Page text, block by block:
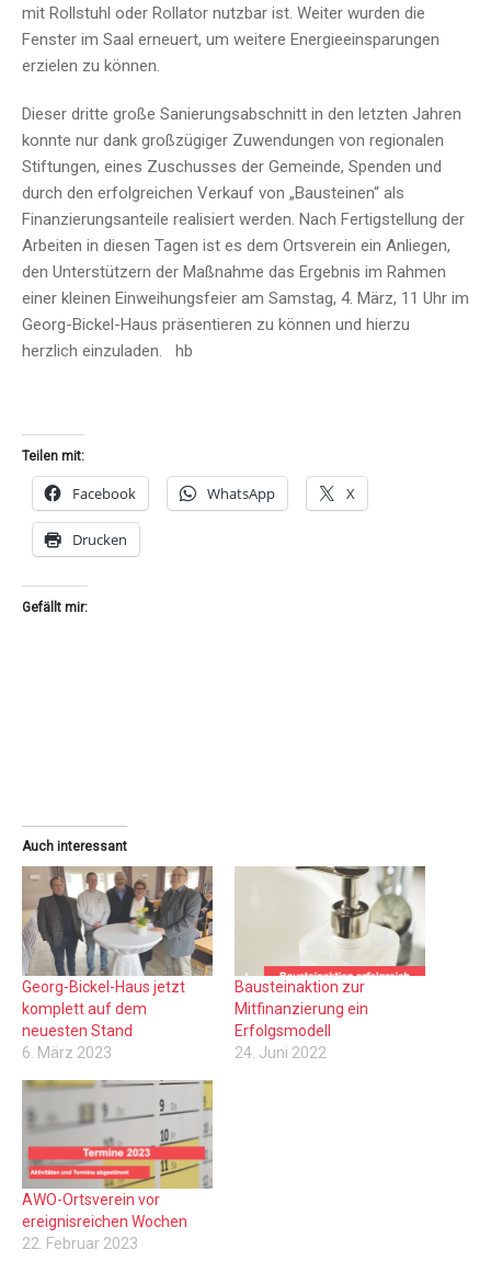
mit Rollstuhl oder Rollator nutzbar ist. Weiter wurden die
Fenster im Saal erneuert, um weitere Energieeinsparungen
erzielen zu können.
Dieser dritte große Sanierungsabschnitt in den letzten Jahren
konnte nur dank großzügiger Zuwendungen von regionalen
Stiftungen, eines Zuschusses der Gemeinde, Spenden und
durch den erfolgreichen Verkauf von „Bausteinen“ als
Finanzierungsanteile realisiert werden. Nach Fertigstellung der
Arbeiten in diesen Tagen ist es dem Ortsverein ein Anliegen,
den Unterstützern der Maßnahme das Ergebnis im Rahmen
einer kleinen Einweihungsfeier am Samstag, 4. März, 11 Uhr im
Georg-Bickel-Haus präsentieren zu können und hierzu
herzlich einzuladen. hb
Teilen mit:
Facebook WhatsApp X
Drucken
Gefällt mir:
Auch interessant
Georg-Bickel-Haus jetzt
komplett auf dem
neuesten Stand
6. März 2023
Bausteinaktion zur
Mitfinanzierung ein
Erfolgsmodell
24. Juni 2022
AWO-Ortsverein vor
ereignisreichen Wochen
22. Februar 2023